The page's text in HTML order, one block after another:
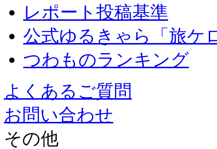
レポート投稿基準
公式ゆるきゃら「旅ケ
つわものランキング
よくあるご質問
お問い合わせ
その他